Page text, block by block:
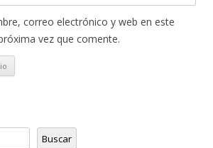
correo electrónico y web en este
vez que comente.
Buscar